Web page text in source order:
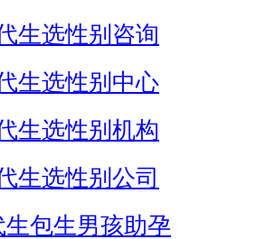
生选性别咨询
生选性别中心
生选性别机构
生选性别公司
生包生男孩助孕